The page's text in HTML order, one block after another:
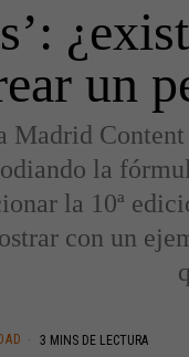
un
Madrid
la
la 10ª
con un
3 MINS DE LECTURA